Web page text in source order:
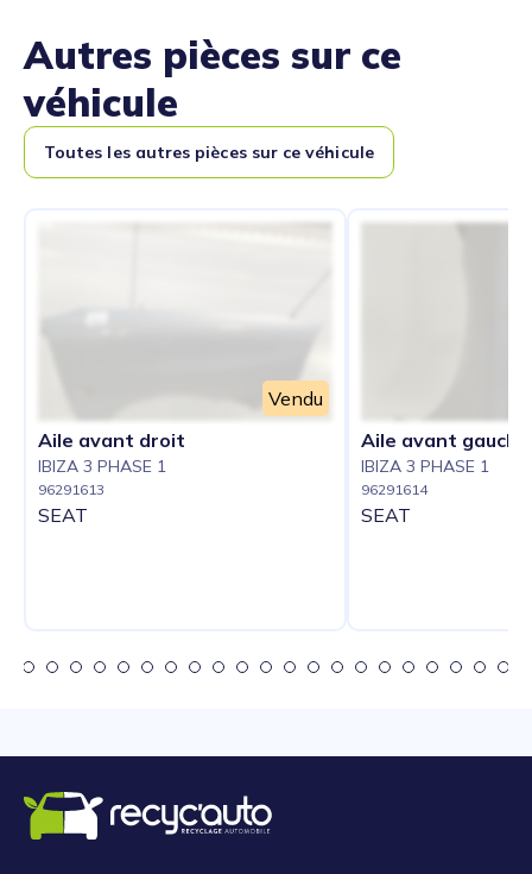
Autres pièces sur ce
véhicule
Toutes les autres pièces sur ce véhicule
Vendu
Aile avant droit
IBIZA 3 PHASE 1
96291613
SEAT
Aile avant gauche
IBIZA 3 PHASE 1
96291614
SEAT